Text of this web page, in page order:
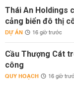
Thái An Holdings
cảng biển đô thị
DỰ ÁN 16 giờ trước
Cầu Thượng Cát
công
QUY HOẠCH 16 giờ